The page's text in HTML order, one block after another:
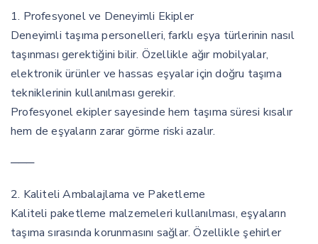
1. Profesyonel ve Deneyimli Ekipler
Deneyimli taşıma personelleri, farklı eşya türlerinin nasıl
taşınması gerektiğini bilir. Özellikle ağır mobilyalar,
elektronik ürünler ve hassas eşyalar için doğru taşıma
tekniklerinin kullanılması gerekir.
Profesyonel ekipler sayesinde hem taşıma süresi kısalır
hem de eşyaların zarar görme riski azalır.
───
2. Kaliteli Ambalajlama ve Paketleme
Kaliteli paketleme malzemeleri kullanılması, eşyaların
taşıma sırasında korunmasını sağlar. Özellikle şehirler